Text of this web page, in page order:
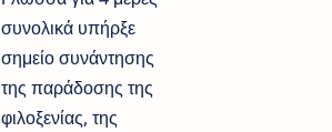
συνολικά υπήρξε
σημείο συνάντησης
της παράδοσης της
φιλοξενίας, της